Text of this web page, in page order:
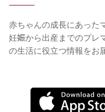
赤ちゃんの成長にあった
妊娠から出産までのプレ
の生活に役立つ情報をお